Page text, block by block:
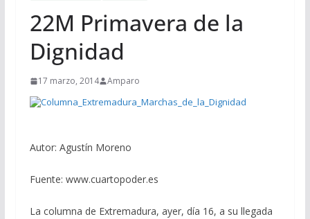
22M Primavera de la
Dignidad
17 marzo, 2014 Amparo
Autor: Agustín Moreno
Fuente: www.cuartopoder.es
La columna de Extremadura, ayer, día 16, a su llegada